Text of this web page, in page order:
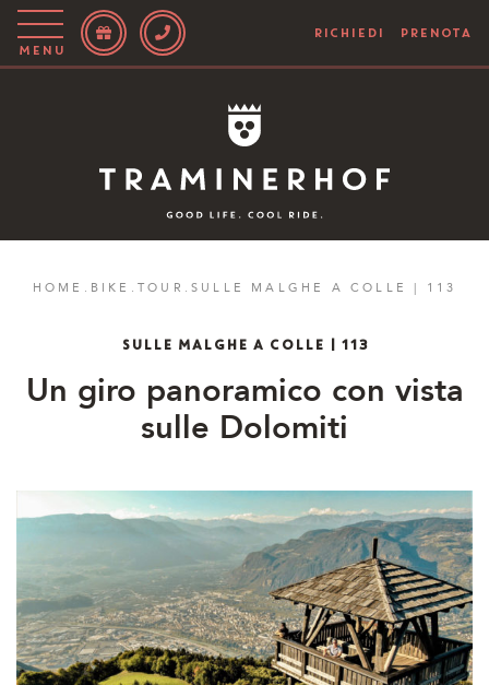
Story
Hotel
Camere
Bike
Blog
IT EN DE
Menu
RICHIEDI PRENOTA
HOME . BIKE . TOUR . SULLE MALGHE A COLLE | 113
SULLE MALGHE A COLLE | 113
Un giro panoramico con vista
sulle Dolomiti